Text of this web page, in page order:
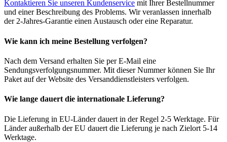
Kontaktieren Sie unseren Kundenservice mit Ihrer Bestellnummer
und einer Beschreibung des Problems. Wir veranlassen innerhalb
der 2-Jahres-Garantie einen Austausch oder eine Reparatur.
Wie kann ich meine Bestellung verfolgen?
Nach dem Versand erhalten Sie per E-Mail eine
Sendungsverfolgungsnummer. Mit dieser Nummer können Sie Ihr
Paket auf der Website des Versanddienstleisters verfolgen.
Wie lange dauert die internationale Lieferung?
Die Lieferung in EU-Länder dauert in der Regel 2-5 Werktage. Für
Länder außerhalb der EU dauert die Lieferung je nach Zielort 5-14
Werktage.